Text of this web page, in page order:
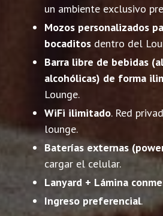
un ambiente exclusivo
Mozos personalizados
bocaditosdentro del
Barra libre de bebidas
alcohólicas) de forma
Lounge.
WiFi ilimitado. Red
lounge.
Baterías externas
cargar el celular.
Lanyard + Lámina
Ingreso preferencial.